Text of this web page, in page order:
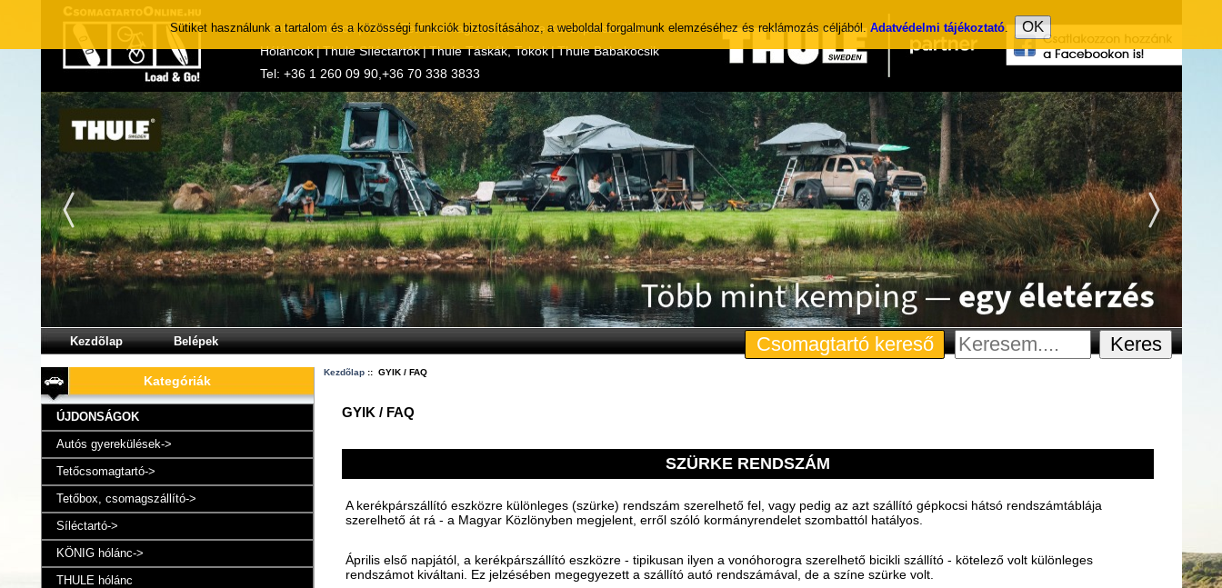
Thule Tetőboxok |Thule Tetőcsomagtartók|Thule Kerékpárszállítók
Hóláncok|Thule Síléctartók|Thule Táskák, Tokok|Thule Babakocsik
Tel: +36 1 260 09 90, +36 70 338 3833
Kezdõlap Belépek Csomagtartó kereső
Kategóriák
ÚJDONSÁGOK
Autós gyerekülések->
Tetőcsomagtartó->
Tetőbox, csomagszállító->
Síléctartó->
KÖNIG hólánc->
THULE hólánc
Kezdõlap:: GYIK / FAQ
GYIK / FAQ
SZÜRKE RENDSZÁM
A kerékpárszállító eszközre különleges (szürke) rendszám szerelhető fel, vagy pedig az azt szállító gépkocsi hátsó rendszámtáblája
szerelhető át rá - a Magyar Közlönyben megjelent, erről szóló kormányrendelet szombattól hatályos.
Április első napjától, a kerékpárszállító eszközre - tipikusan ilyen a vonóhorogra szerelhető bicikli szállító - kötelező volt különleges
rendszámot kiváltani. Ez jelzésében megegyezett a szállító autó rendszámával, de a színe szürke volt.
Sütiket használunk a tartalom és a közösségi funkciók biztosításához, a weboldal forgalmunk elemzéséhez és reklámozás céljából. Adatvédelmi tájékoztató.